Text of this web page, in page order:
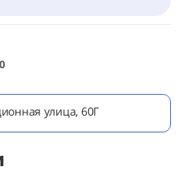
улица, 60Г